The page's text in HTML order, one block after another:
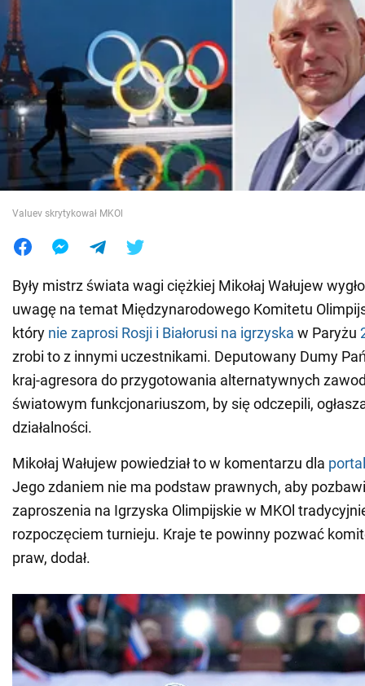
Polityka
Społeczeństwo
Wojna na Ukrainie
Świat
Jedzenie
Valuev skrytykował MKOl
Były mistrz świata wagi ciężkiej Mikołaj Wałujew
uwagę na temat Międzynarodowego Komitetu
który nie zaprosi Rosji i Białorusi na igrzyska w Paryżu
zrobi to z innymi uczestnikami. Deputowany Dumy
kraj-agresora do przygotowania alternatywnych
światowym funkcjonariuszom, by się odczepili,
działalności.
Mikołaj Wałujew powiedział to w komentarzu dla
Jego zdaniem nie ma podstaw prawnych, aby
zaproszenia na Igrzyska Olimpijskie w MKOl
rozpoczęciem turnieju. Kraje te powinny pozwać
praw, dodał.